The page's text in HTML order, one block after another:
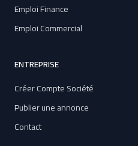
Emploi Finance
Emploi Commercial
ENTREPRISE
Créer Compte Société
Publier une annonce
Contact